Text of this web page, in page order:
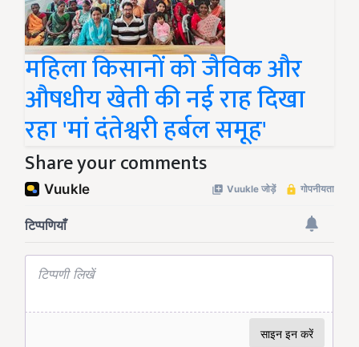
महिला किसानों को जैविक और
औषधीय खेती की नई राह दिखा
रहा 'मां दंतेश्वरी हर्बल समूह'
Share your comments